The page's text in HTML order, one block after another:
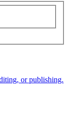
or publishing.